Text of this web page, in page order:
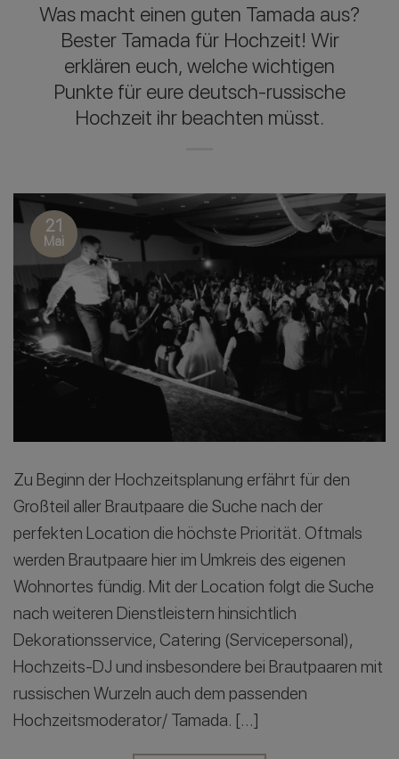
Was macht einen guten Tamada aus?
Bester Tamada für Hochzeit! Wir
erklären euch, welche wichtigen
Punkte für eure deutsch-russische
Hochzeit ihr beachten müsst.
21
Mai
Zu Beginn der Hochzeitsplanung erfährt für den
Großteil aller Brautpaare die Suche nach der
perfekten Location die höchste Priorität. Oftmals
werden Brautpaare hier im Umkreis des eigenen
Wohnortes fündig. Mit der Location folgt die Suche
nach weiteren Dienstleistern hinsichtlich
Dekorationsservice, Catering (Servicepersonal),
Hochzeits-DJ und insbesondere bei Brautpaaren mit
russischen Wurzeln auch dem passenden
Hochzeitsmoderator/ Tamada. […]